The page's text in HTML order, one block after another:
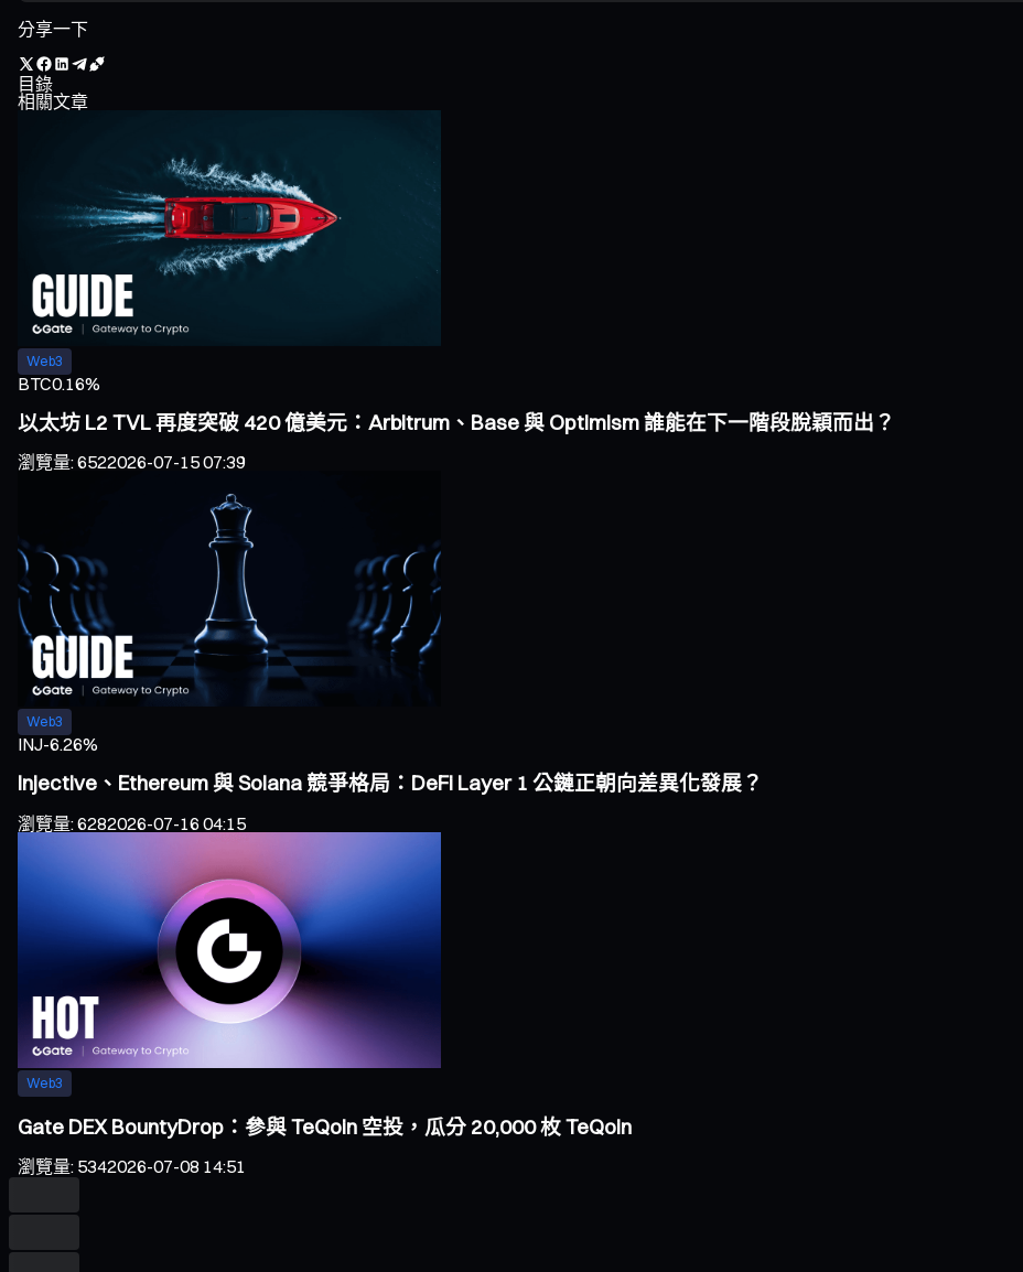
分享一下
目錄
相關文章
Web3
BTC0.16%
以太坊 L2 TVL 再度突破 420 億美元：Arbitrum、Base 與 Optimism 誰能在下一階段脫穎而出？
瀏覽量:6522026-07-15 07:39
Web3
INJ-6.26%
Injective、Ethereum 與 Solana 競爭格局：DeFi Layer 1 公鏈正朝向差異化發展？
瀏覽量:6282026-07-16 04:15
Web3
Gate DEX BountyDrop：參與 TeQoin 空投，瓜分 20,000 枚 TeQoin
瀏覽量: 5342026-07-08 14:51